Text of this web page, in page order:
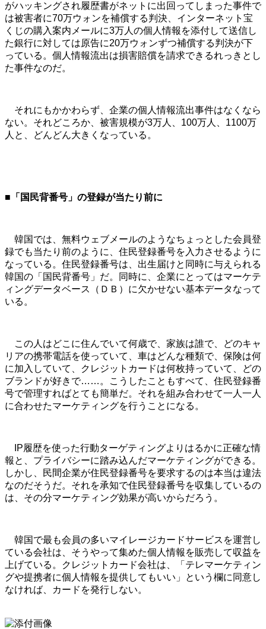
がハッキングされ履歴書がネットに出回ってしまった事件で
は被害者に70万ウォンを補償する判決、インターネット宝
くじの購入案内メールに3万人の個人情報を添付して送信し
た銀行に対しては原告に20万ウォンずつ補償する判決が下
っている。個人情報流出は損害賠償を請求できるれっきとし
た事件なのだ。
それにもかかわらず、企業の個人情報流出事件はなくなら
ない。それどころか、被害規模が3万人、100万人、1100万
人と、どんどん大きくなっている。
■「国民背番号」の登録が当たり前に
韓国では、無料ウェブメールのようなちょっとした会員登
録でも当たり前のように、住民登録番号を入力させるように
なっている。住民登録番号は、出生届けと同時に与えられる
韓国の「国民背番号」だ。同時に、企業にとってはマーケテ
ィングデータベース（ＤＢ）に欠かせない基本データなって
いる。
この人はどこに住んでいて何歳で、家族は誰で、どのキャ
リアの携帯電話を使っていて、車はどんな種類で、保険は何
に加入していて、クレジットカードは何枚持っていて、どの
ブランドが好きで……。こうしたこともすべて、住民登録番
号で管理すればとても簡単だ。それを組み合わせて一人一人
に合わせたマーケティングを行うことになる。
IP履歴を使った行動ターゲティングよりはるかに正確な情
報と、プライバシーに踏み込んだマーケティングができる。
しかし、民間企業が住民登録番号を要求するのは本当は違法
なのだそうだ。それを承知で住民登録番号を収集しているの
は、その分マーケティング効果が高いからだろう。
韓国で最も会員の多いマイレージカードサービスを運営し
ている会社は、そうやって集めた個人情報を販売して収益を
上げている。クレジットカード会社は、「テレマーケティン
グや提携者に個人情報を提供してもいい」という欄に同意し
なければ、カードを発行しない。